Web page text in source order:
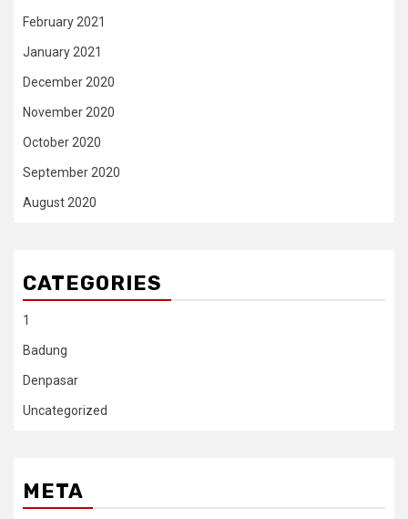
February 2021
January 2021
December 2020
November 2020
October 2020
September 2020
August 2020
CATEGORIES
1
Badung
Denpasar
Uncategorized
META